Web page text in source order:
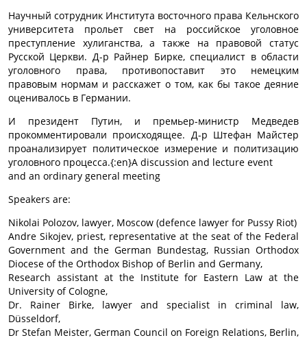
Научный сотрудник Института восточного права Кельнского
университета прольет свет на российское уголовное
преступление хулиганства, а также на правовой статус
Русской Церкви. Д-р Райнер Бирке, специалист в области
уголовного права, противопоставит это немецким
правовым нормам и расскажет о том, как бы такое деяние
оценивалось в Германии.
И президент Путин, и премьер-министр Медведев
прокомментировали происходящее. Д-р Штефан Майстер
проанализирует политическое измерение и политизацию
уголовного процесса.{:en}A discussion and lecture event
and an ordinary general meeting
Speakers are:
Nikolai Polozov, lawyer, Moscow (defence lawyer for Pussy Riot)
Andre Sikojev, priest, representative at the seat of the Federal
Government and the German Bundestag, Russian Orthodox
Diocese of the Orthodox Bishop of Berlin and Germany,
Research assistant at the Institute for Eastern Law at the
University of Cologne,
Dr. Rainer Birke, lawyer and specialist in criminal law,
Düsseldorf,
Dr Stefan Meister, German Council on Foreign Relations, Berlin,